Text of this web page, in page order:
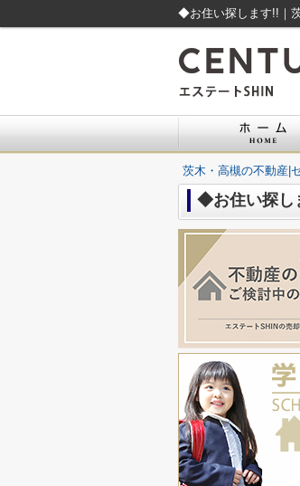
◆お住い探します!!｜
茨木・高槻の不動産|
◆お住い探し